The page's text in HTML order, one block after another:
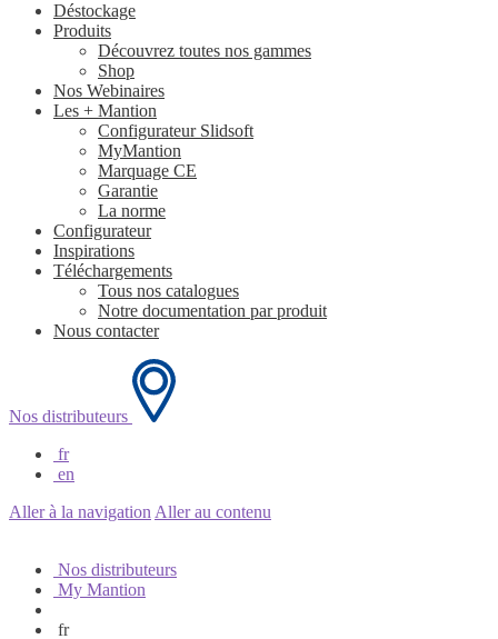
Déstockage
Produits
Découvrez toutes nos gammes
Shop
Nos Webinaires
Les + Mantion
Configurateur Slidsoft
MyMantion
Marquage CE
Garantie
La norme
Configurateur
Inspirations
Téléchargements
Tous nos catalogues
Notre documentation par produit
Nous contacter
Nos distributeurs
fr
en
Aller à la navigation Aller au contenu
Nos distributeurs
My Mantion
fr